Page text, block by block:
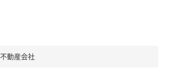
不動産会社